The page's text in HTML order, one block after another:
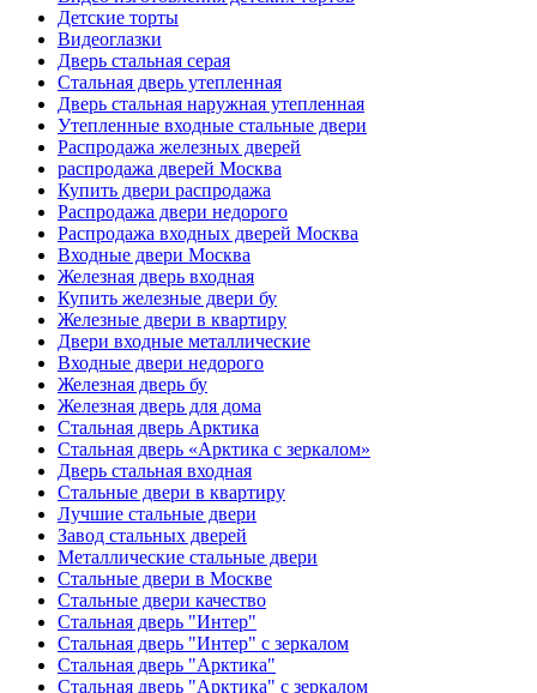
Детские торты
Видеоглазки
Дверь стальная серая
Стальная дверь утепленная
Дверь стальная наружная утепленная
Утепленные входные стальные двери
Распродажа железных дверей
распродажа дверей Москва
Купить двери распродажа
Распродажа двери недорого
Распродажа входных дверей Москва
Входные двери Москва
Железная дверь входная
Купить железные двери бу
Железные двери в квартиру
Двери входные металлические
Входные двери недорого
Железная дверь бу
Железная дверь для дома
Стальная дверь Арктика
Стальная дверь «Арктика с зеркалом»
Дверь стальная входная
Стальные двери в квартиру
Лучшие стальные двери
Завод стальных дверей
Металлические стальные двери
Стальные двери в Москве
Стальные двери качество
Стальная дверь "Интер"
Стальная дверь "Интер" с зеркалом
Стальная дверь "Арктика"
Стальная дверь "Арктика" с зеркалом